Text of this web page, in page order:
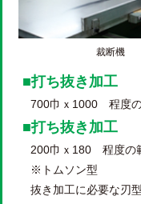
裁断機
■打ち抜き加工
700巾ｘ1000 程度の
■打ち抜き加工
200巾ｘ180 程度の
※トムソン型
抜き加工に必要な刃